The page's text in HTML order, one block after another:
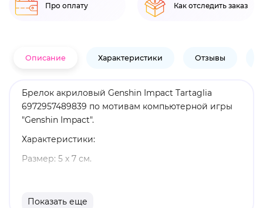
Про оплату Как отследить заказ
Описание Характеристики Отзывы
Брелок акриловый Genshin Impact Tartaglia
6972957489839 по мотивам компьютерной игры
"Genshin Impact".
Характеристики:
Размер: 5 х 7 см.
Оригинальный и официально лицензированный
Показать еще